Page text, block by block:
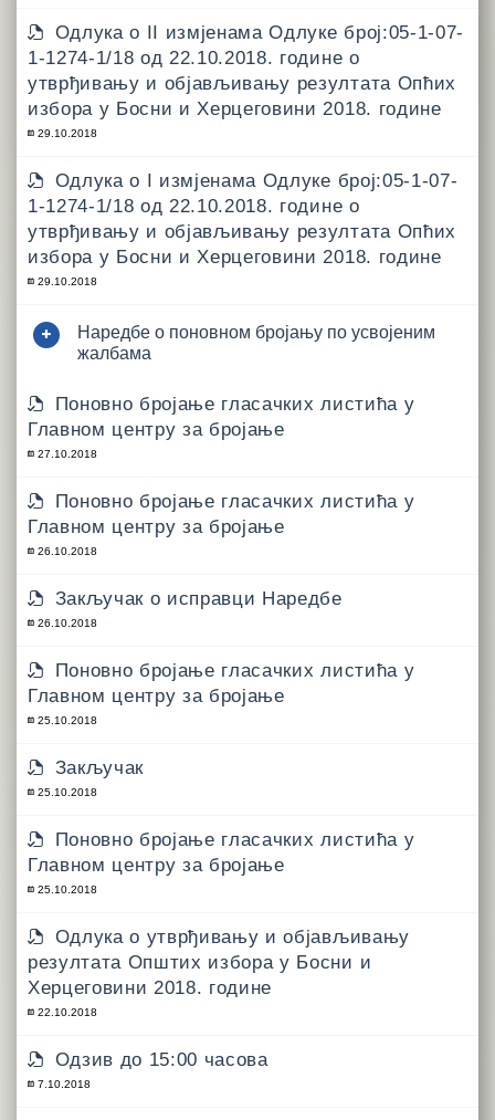
Одлука о II измјенама Одлуке број:05-1-07-
1-1274-1/18 од 22.10.2018. године о
утврђивању и објављивању резултата Опћих
избора у Босни и Херцеговини 2018. године
29.10.2018
Одлука о I измјенама Одлуке број:05-1-07-
1-1274-1/18 од 22.10.2018. године о
утврђивању и објављивању резултата Опћих
избора у Босни и Херцеговини 2018. године
29.10.2018
Наредбе о поновном бројању по усвојеним
жалбама
Поновно бројање гласачких листића у
Главном центру за бројање
27.10.2018
Поновно бројање гласачких листића у
Главном центру за бројање
26.10.2018
Закључак о исправци Наредбе
26.10.2018
Поновно бројање гласачких листића у
Главном центру за бројање
25.10.2018
Закључак
25.10.2018
Поновно бројање гласачких листића у
Главном центру за бројање
25.10.2018
Одлука о утврђивању и објављивању
резултата Општих избора у Босни и
Херцеговини 2018. године
22.10.2018
Одзив до 15:00 часова
7.10.2018